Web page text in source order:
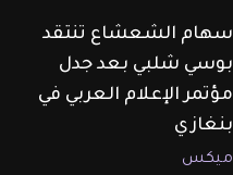
سهام الشعشاع تنتقد
بوسي شلبي بعد جدل
مؤتمر الإعلام العربي في
بنغازي
ميكس